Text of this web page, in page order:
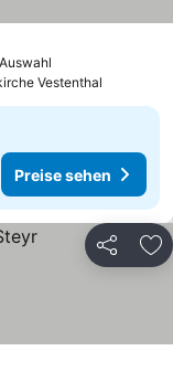
Vestenthal
Preise sehen
Teilen